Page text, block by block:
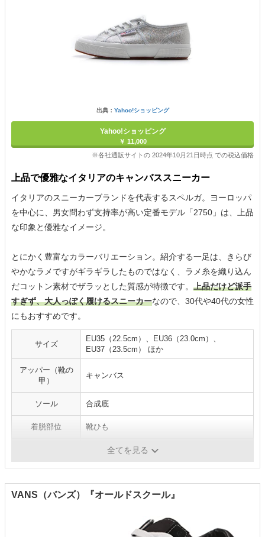
出典： Yahoo!ショッピング
Yahoo!ショッピング
￥ 11,000
※各社通販サイトの 2024年10月21日時点 での税込価格
上品で優雅なイタリアのキャンバススニーカー
イタリアのスニーカーブランドを代表するスペルガ。ヨーロッパ
を中心に、男女問わず支持率が高い定番モデル「2750」は、上品
な印象と優雅なイメージ。
とにかく豊富なカラーバリエーション。紹介する一足は、きらび
やかなラメですがギラギラしたものではなく、ラメ糸を織り込ん
だコットン素材でザラッとした質感が特徴です。 上品だけど派手
すぎず、大人っぽく履けるスニーカーなので、30代や40代の女性
にもおすすめです。
サイズ
EU35（22.5cm）、EU36（23.0cm）、
EU37（23.5cm） ほか
アッパー（靴の
甲）
キャンバス
ソール 合成底
着脱部位 靴ひも
ローカット全てを見る
VANS（バンズ）『オールドスクール』